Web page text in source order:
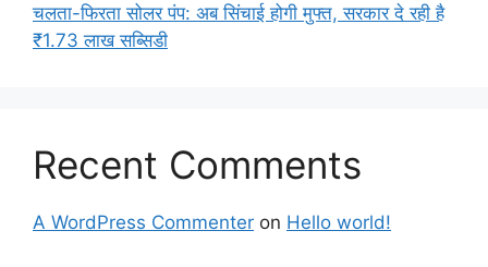
चलता-फिरता सोलर पंप: अब सिंचाई होगी मुफ्त, सरकार दे रही है
₹1.73 लाख सब्सिडी
Recent Comments
A WordPress Commenter on Hello world!